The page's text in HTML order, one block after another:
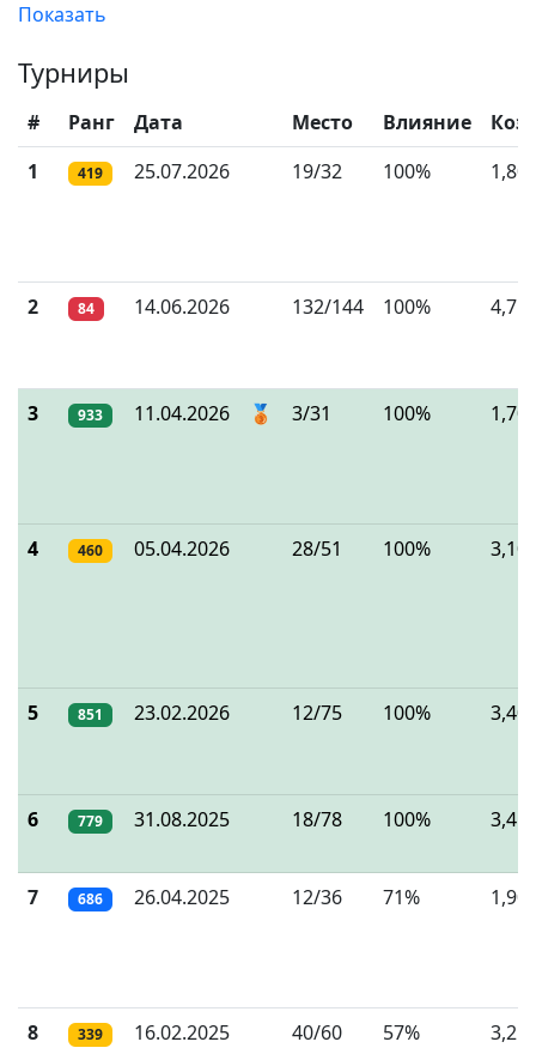
Показать
Турниры
# Ранг Дата Место Влияние
1
419 25.07.2026 19/32 100% 1,80
2 84 14.06.2026 132/144 100% 4,71
3 933 11.04.2026 🥉 3/31 100% 1,70
4 460 05.04.2026 28/51 100% 3,10
5 851 23.02.2026 12/75 100% 3,40
6 779 31.08.2025 18/78 100% 3,45
7 686 26.04.2025 12/36 71% 1,90
8 339 16.02.2025 40/60 57% 3,25